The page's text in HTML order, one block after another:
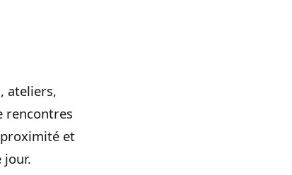
ateliers,
rencontres
et